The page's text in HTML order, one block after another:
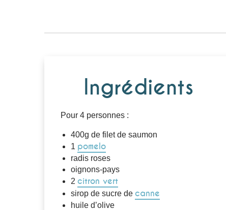
Ingrédients
Pour 4 personnes :
400g de filet de saumon
1 pomelo
radis roses
oignons-pays
2 citron vert
sirop de sucre de canne
huile d’olive